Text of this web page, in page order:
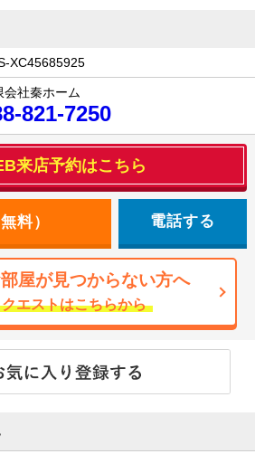
XC45685925
会社秦ホーム
821-7250
来店予約はこちら
電話する
屋が見つからない方へ
エストはこちらから